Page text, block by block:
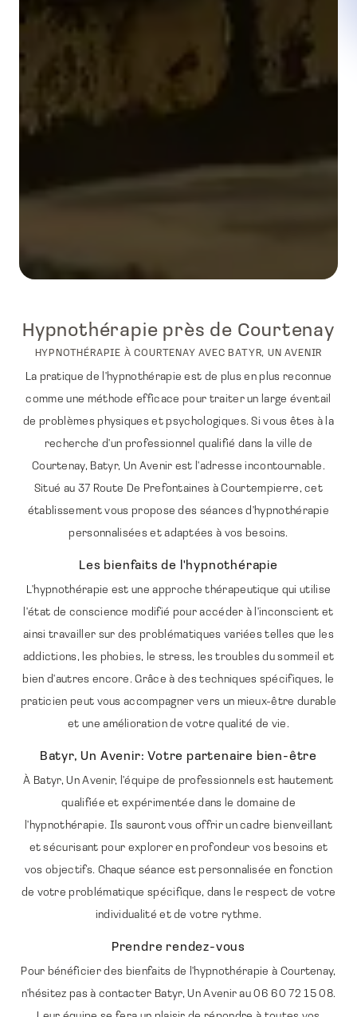
Hypnothérapie près de Courtenay
HYPNOTHÉRAPIE À COURTENAY AVEC BATYR, UN AVENIR
La pratique de l'hypnothérapie est de plus en plus reconnue
comme une méthode efficace pour traiter un large éventail
de problèmes physiques et psychologiques. Si vous êtes à la
recherche d'un professionnel qualifié dans la ville de
Courtenay, Batyr, Un Avenir est l'adresse incontournable.
Situé au 37 Route De Prefontaines à Courtempierre, cet
établissement vous propose des séances d'hypnothérapie
personnalisées et adaptées à vos besoins.
Les bienfaits de l'hypnothérapie
L'hypnothérapie est une approche thérapeutique qui utilise
l'état de conscience modifié pour accéder à l'inconscient et
ainsi travailler sur des problématiques variées telles que les
addictions, les phobies, le stress, les troubles du sommeil et
bien d'autres encore. Grâce à des techniques spécifiques, le
praticien peut vous accompagner vers un mieux-être durable
et une amélioration de votre qualité de vie.
Batyr, Un Avenir: Votre partenaire bien-être
À Batyr, Un Avenir, l'équipe de professionnels est hautement
qualifiée et expérimentée dans le domaine de
l'hypnothérapie. Ils sauront vous offrir un cadre bienveillant
et sécurisant pour explorer en profondeur vos besoins et
vos objectifs. Chaque séance est personnalisée en fonction
de votre problématique spécifique, dans le respect de votre
individualité et de votre rythme.
Prendre rendez-vous
Pour bénéficier des bienfaits de l'hypnothérapie à Courtenay,
n'hésitez pas à contacter Batyr, Un Avenir au 06 60 72 15 08.